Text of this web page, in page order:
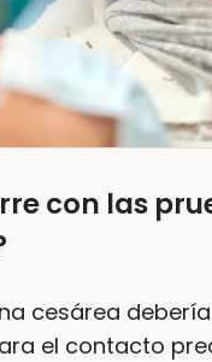
con las
cesárea
el contacto